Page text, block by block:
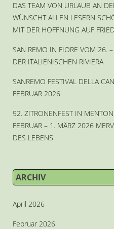
DAS TEAM VON URLAUB AN
WÜNSCHT ALLEN LESERN
MIT DER HOFFNUNG AUF
SAN REMO IN FIORE VOM 26.
DER ITALIENISCHEN RIVIERA
SANREMO FESTIVAL DELLA
FEBRUAR 2026
92. ZITRONENFEST IN
FEBRUAR – 1. MÄRZ 2026
DES LEBENS
ARCHIV
April 2026
Februar 2026